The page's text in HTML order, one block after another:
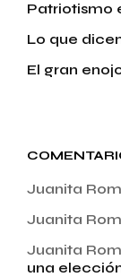
Patriotismo
Lo que
El gran
Juanita
Juanita
Juanita
una